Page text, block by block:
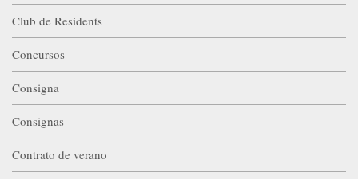
Club de Residents
Concursos
Consigna
Consignas
Contrato de verano